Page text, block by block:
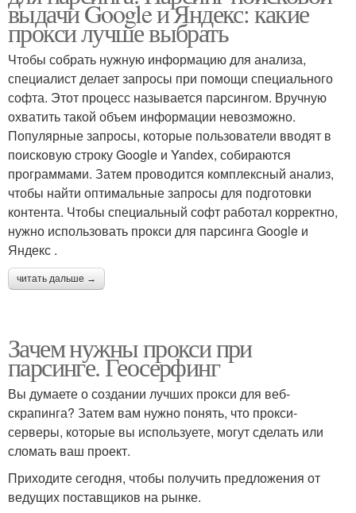
выдачи Google и Яндекс: какие
прокси лучше выбрать
Чтобы собрать нужную информацию для анализа,
специалист делает запросы при помощи специального
софта. Этот процесс называется парсингом. Вручную
охватить такой объем информации невозможно.
Популярные запросы, которые пользователи вводят в
поисковую строку Google и Yandex, собираются
программами. Затем проводится комплексный анализ,
чтобы найти оптимальные запросы для подготовки
контента. Чтобы специальный софт работал корректно,
нужно использовать прокси для парсинга Google и
Яндекс .
читать дальше →
Зачем нужны прокси при
парсинге. Геосерфинг
Вы думаете о создании лучших прокси для веб-
скрапинга? Затем вам нужно понять, что прокси-
серверы, которые вы используете, могут сделать или
сломать ваш проект.
Приходите сегодня, чтобы получить предложения от
ведущих поставщиков на рынке.